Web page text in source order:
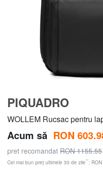
PIQUADRO
WOLLEM Rucsac pentru
Acum să RON
pret recomandat RON 1155.55
Cel mai bun preț ultimele 30 de zile**: